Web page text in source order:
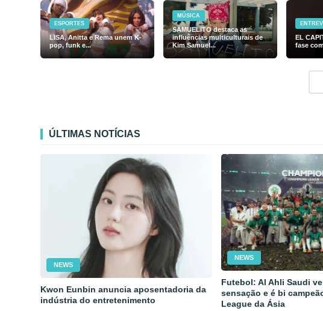
ESPORTES
LISA, Anitta e Rema unem K-
pop, funk e...
MÚSICA
SAMUELiTO destaca as
influências multiculturais de
Kim Samuel...
EL
fase
ÚLTIMAS NOTÍCIAS
NEWS
Kwon Eunbin anuncia aposentadoria da
indústria do entretenimento
NEWS
Futebol: Al Ahli Saudi
sensação e é bi
League da Ásia